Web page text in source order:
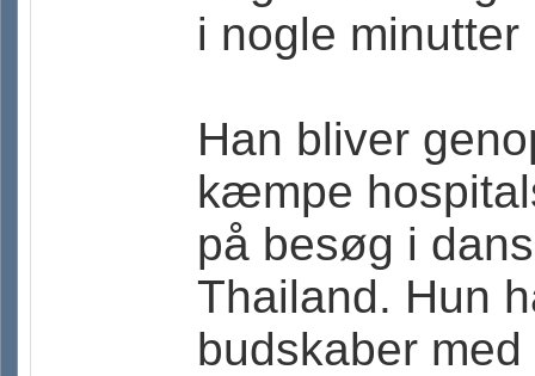
i nogle
Han bliver
kæmpe
på besøg i
Thailand. Hun
budskaber